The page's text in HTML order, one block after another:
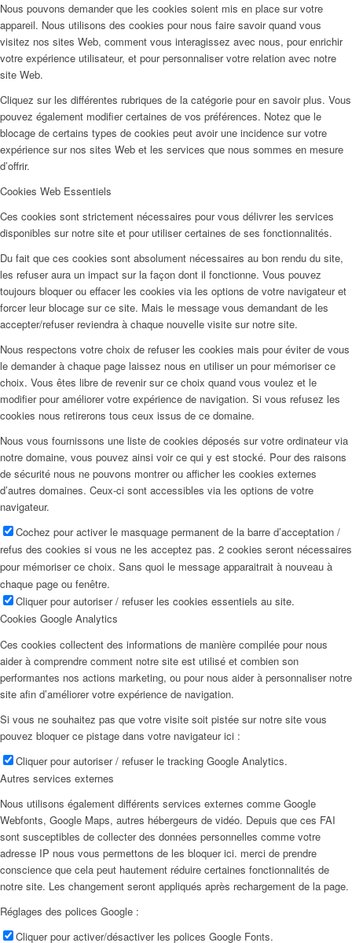
Nous pouvons demander que les cookies soient mis en place sur votre
appareil. Nous utilisons des cookies pour nous faire savoir quand vous
visitez nos sites Web, comment vous interagissez avec nous, pour enrichir
votre expérience utilisateur, et pour personnaliser votre relation avec notre
site Web.
Cliquez sur les différentes rubriques de la catégorie pour en savoir plus. Vous
pouvez également modifier certaines de vos préférences. Notez que le
blocage de certains types de cookies peut avoir une incidence sur votre
expérience sur nos sites Web et les services que nous sommes en mesure
d’offrir.
Cookies Web Essentiels
Ces cookies sont strictement nécessaires pour vous délivrer les services
disponibles sur notre site et pour utiliser certaines de ses fonctionnalités.
Du fait que ces cookies sont absolument nécessaires au bon rendu du site,
les refuser aura un impact sur la façon dont il fonctionne. Vous pouvez
toujours bloquer ou effacer les cookies via les options de votre navigateur et
forcer leur blocage sur ce site. Mais le message vous demandant de les
accepter/refuser reviendra à chaque nouvelle visite sur notre site.
Nous respectons votre choix de refuser les cookies mais pour éviter de vous
le demander à chaque page laissez nous en utiliser un pour mémoriser ce
choix. Vous êtes libre de revenir sur ce choix quand vous voulez et le
modifier pour améliorer votre expérience de navigation. Si vous refusez les
cookies nous retirerons tous ceux issus de ce domaine.
Nous vous fournissons une liste de cookies déposés sur votre ordinateur via
notre domaine, vous pouvez ainsi voir ce qui y est stocké. Pour des raisons
de sécurité nous ne pouvons montrer ou afficher les cookies externes
d’autres domaines. Ceux-ci sont accessibles via les options de votre
navigateur.
Cochez pour activer le masquage permanent de la barre d’acceptation /
refus des cookies si vous ne les acceptez pas. 2 cookies seront nécessaires
pour mémoriser ce choix. Sans quoi le message apparaitrait à nouveau à
chaque page ou fenêtre.
Cliquer pour autoriser / refuser les cookies essentiels au site.
Cookies Google Analytics
Ces cookies collectent des informations de manière compilée pour nous
aider à comprendre comment notre site est utilisé et combien son
performantes nos actions marketing, ou pour nous aider à personnaliser notre
site afin d’améliorer votre expérience de navigation.
Si vous ne souhaitez pas que votre visite soit pistée sur notre site vous
pouvez bloquer ce pistage dans votre navigateur ici :
Cliquer pour autoriser / refuser le tracking Google Analytics.
Autres services externes
Nous utilisons également différents services externes comme Google
Webfonts, Google Maps, autres hébergeurs de vidéo. Depuis que ces FAI
sont susceptibles de collecter des données personnelles comme votre
adresse IP nous vous permettons de les bloquer ici. merci de prendre
conscience que cela peut hautement réduire certaines fonctionnalités de
notre site. Les changement seront appliqués après rechargement de la page.
Réglages des polices Google :
Cliquer pour activer/désactiver les polices Google Fonts.